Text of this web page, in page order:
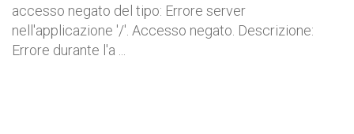
accesso negato del tipo: Errore server
nell'applicazione '/'. Accesso negato. Descrizione:
Errore durante l'a ...